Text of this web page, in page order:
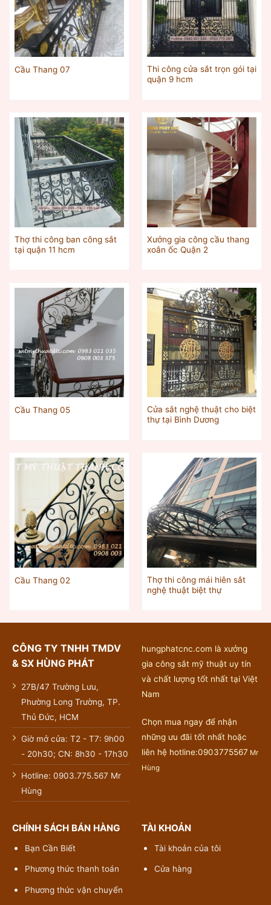
Cầu Thang 07
Thi công cửa sắt trọn gói tại
quận 9 hcm
Thợ thi công ban công sắt
tại quận 11 hcm
Xưởng gia công cầu thang
xoắn ốc Quận 2
Cầu Thang 05
Cửa sắt nghệ thuật cho biệt
thự tại Bình Dương
Cầu Thang 02
Thợ thi công mái hiên sắt
nghệ thuật biệt thự
CÔNG TY TNHH TMDV
& SX HÙNG PHÁT
27B/47 Trường Lưu,
Phường Long Trường, TP.
Thủ Đức, HCM
Giờ mở cửa: T2 - T7: 9h00
- 20h30; CN: 8h30 - 17h30
Hotline: 0903.775.567 Mr
Hùng
hungphatcnc.com là xưởng
gia công sắt mỹ thuật uy tín
và chất lượng tốt nhất tại Việt
Nam
Chọn mua ngay để nhận
những ưu đãi tốt nhất hoặc
liên hệ hotline:0903775567 Mr
Hùng
CHÍNH SÁCH BÁN HÀNG
Bạn Cần Biết
Phương thức thanh toán
Phương thức vận chuyển
TÀI KHOẢN
Tài khoản của tôi
Cửa hàng